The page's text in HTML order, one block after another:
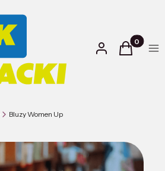
Zaloguj sięProdukty
Koszyk
Bluzy Women Up